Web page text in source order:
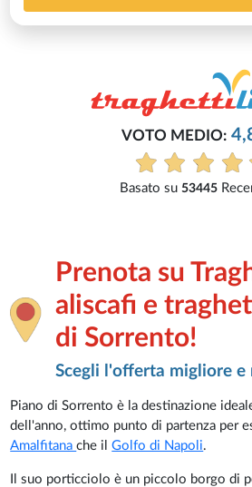
VOTO MEDIO:
Basato su53445
Prenota su
aliscafi e
di Sorrento!
Scegli l'offerta migliore e
Piano di Sorrento è la destinazione
dell'anno, ottimo punto di partenza per
Amalfitanache ilGolfo di Napoli.
Il suo porticciolo è un piccolo borgo di